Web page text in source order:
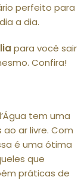
perfeito para
a dia.
para você sair
Confira!
tem uma
ar livre. Com
é uma ótima
que
práticas de